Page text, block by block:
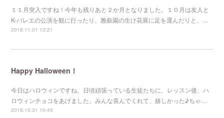
１１月突入ですね！今年も残りあと２か月となりました。１０月は友人と
K-バレエの公演を観に行ったり、雅叙園の生け花展に足を運んだりと、…
2018.11.01 13:21
Happy Halloween！
今日はハロウィンですね。日頃頑張っている生徒たちに、レッスン後、ハ
ロウィンチョコをあげました。みんな喜んでくれて、嬉しかった♪ちゃ…
2018.10.31 10:45